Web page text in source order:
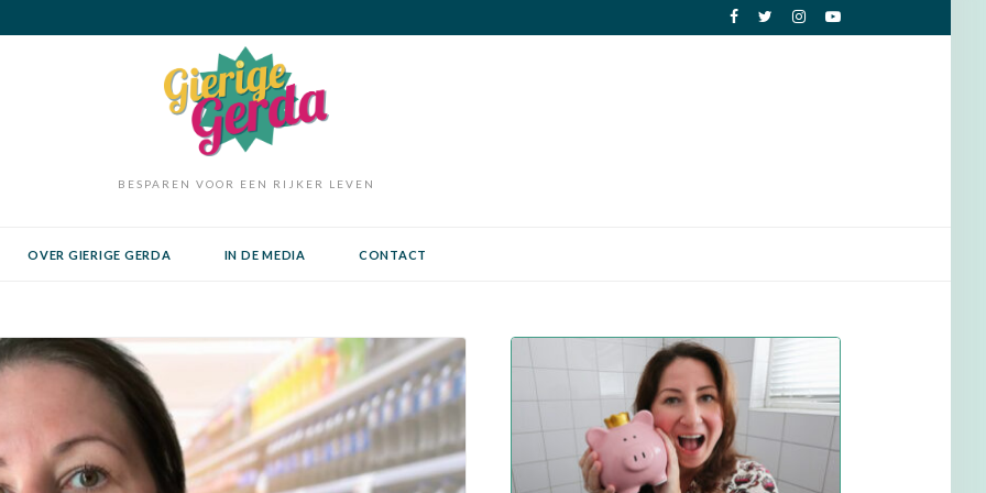
BESPAREN VOOR EEN RIJKER LEVEN
OVER GIERIGE GERDA IN DE MEDIA CONTACT